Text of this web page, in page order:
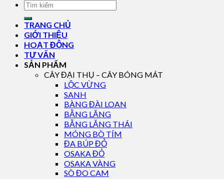
TRANG CHỦ
GIỚI THIỆU
HOẠT ĐỘNG
TƯ VẤN
SẢN PHẨM
CÂY ĐẠI THỤ – CÂY BÓNG MÁT
LỘC VỪNG
SANH
BÀNG ĐÀI LOAN
BẰNG LĂNG
BẰNG LĂNG THÁI
MÓNG BÒ TÍM
ĐA BÚP ĐỎ
OSAKA ĐỎ
OSAKA VÀNG
SÒ ĐO CAM